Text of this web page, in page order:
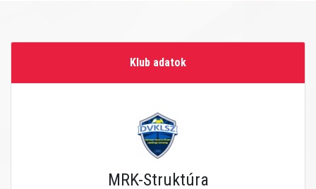
Klub adatok
MRK-Struktúra